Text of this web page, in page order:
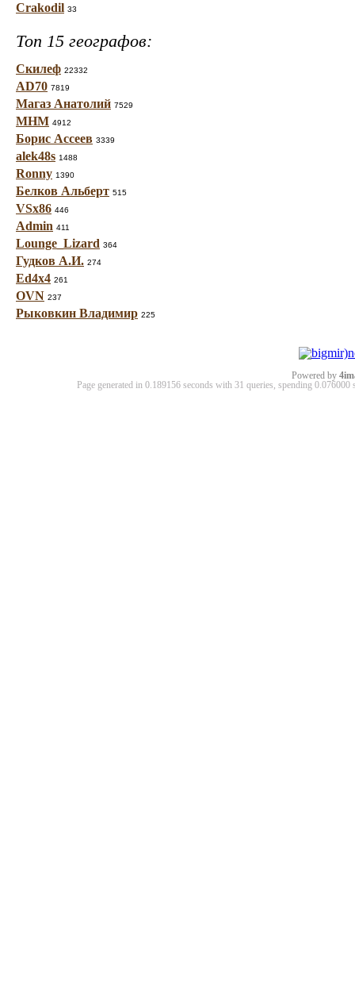
Crakodil 33
Топ 15 географов:
Скилеф 22332
AD70 7819
Магаз Анатолий 7529
МНМ 4912
Борис Ассеев 3339
alek48s 1488
Ronny 1390
Белков Альберт 515
VSx86 446
Admin 411
Lounge_Lizard 364
Гудков А.И. 274
Ed4x4 261
OVN 237
Рыковкин Владимир 225
Powered by
Page generated in 0.189156 seconds with 31 queries, spending